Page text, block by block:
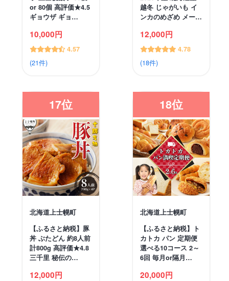
or 80個 高評価★4.5
ギョウザ ギョ…
10,000円
4.57
(21件)
越冬 じゃがいも イ
ンカのめざめ メー…
12,000円
4.78
(18件)
17位
北海道上士幌町
【ふるさと納税】豚
丼 ぶたどん 約8人前
計800g 高評価★4.8
三千里 秘伝の…
12,000円
18位
北海道上士幌町
【ふるさと納税】ト
カトカ パン 定期便
選べる10コース 2～
6回 毎月or隔月…
20,000円